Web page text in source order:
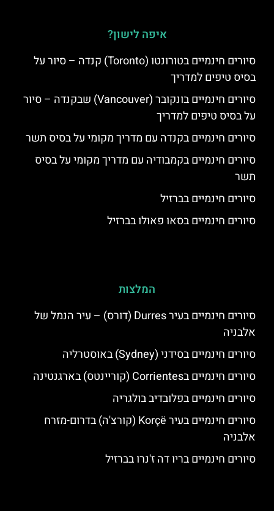
איפה לישון?
סיורים חינמיים בטורונטו (Toronto) קנדה – סיור על
בסיס טיפים למדריך
סיורים חינמיים בונקובר (Vancouver) שבקנדה – סיור
על בסיס טיפים למדריך
סיורים חינמיים בקנדה עם מדריך מקומי על בסיס תשר
סיורים חינמיים בקמבודיה עם מדריך מקומי על בסיס
תשר
סיורים חינמיים בברזיל
סיורים חינמיים בסאו פאולו בברזיל
המלצות
סיורים חינמיים בעיר Durres (דורס) – עיר הנמל של
אלבניה
סיורים חינמיים בסידני (Sydney) באוסטרליה
סיורים חינמיים בCorrientes (קוריינטס) בארגנטינה
סיורים חינמיים בפלובדיב בולגריה
סיורים חינמיים בעיר Korçë (קורצ'ה) בדרום-מזרח
אלבניה
סיורים חינמיים בריו דה ז'נרו בברזיל